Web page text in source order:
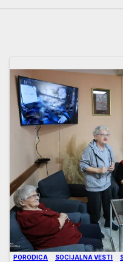
PORODICA SOCIJALNA VESTI